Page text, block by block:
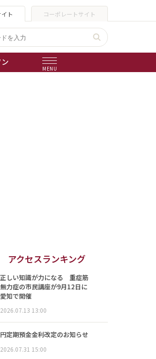
ト コーポレートサイト
MENU
アクセスランキング
正しい知識が力になる 重症筋
無力症の市民講座が9月12日に
愛知で開催
2026.07.13 13:00
円定期預金金利改定のお知らせ
2026.07.31 15:00